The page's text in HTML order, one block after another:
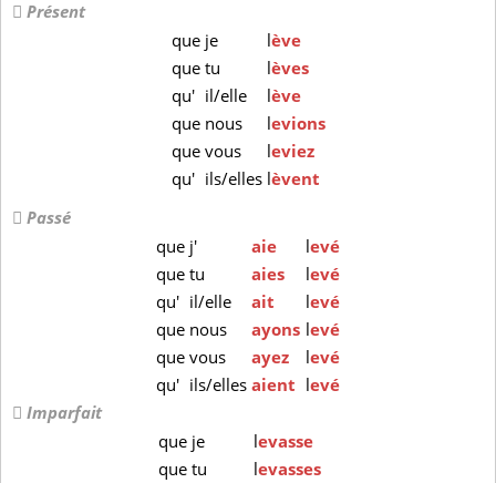
Présent
que je lève
que tu lèves
qu' il/elle lève
que nous levions
que vous leviez
qu' ils/elles lèvent
Passé
que j' aie levé
quetu aies levé
qu' il/elle ait levé
que nous ayons levé
quevous ayez levé
qu' ils/ellesaient levé
Imparfait
que je levasse
quetu levasses